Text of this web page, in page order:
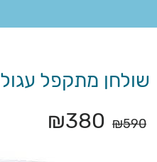
שולחן מתקפל עגול 110
₪590
₪380